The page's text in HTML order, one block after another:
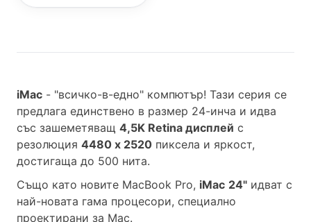
iMac - "всичко-в-едно" компютър! Тази серия се
предлага единствено в размер 24-инча и идва
със зашеметяващ 4,5K Retina дисплей с
резолюция 4480 x 2520 пиксела и яркост,
достигаща до 500 нита.
Също като новите MacBook Pro, iMac 24" идват с
най-новата гама процесори, специално
проектирани за Mac.